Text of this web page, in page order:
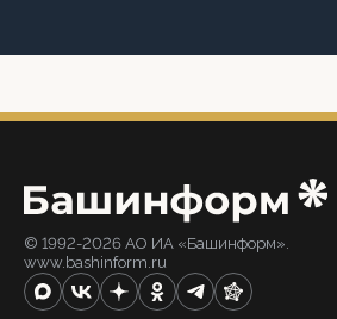
© 1992-2026 АО ИА «Башинформ».
www.bashinform.ru